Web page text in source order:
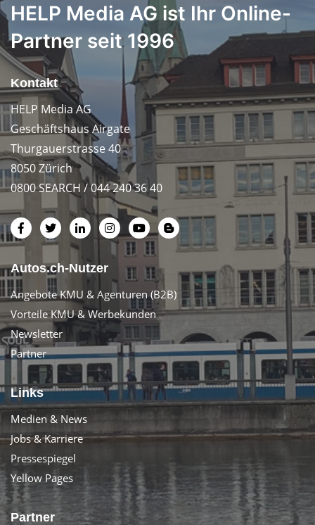
HELP Media AG ist Ihr Online-
Partner seit 1996
Kontakt
HELP Media AG
Geschäftshaus Airgate
Thurgauerstrasse 40
8050 Zürich
0800 SEARCH / 044 240 36 40
Autos.ch-Nutzer
Angebote KMU & Agenturen (B2B)
Vorteile KMU & Werbekunden
Newsletter
Partner
Links
Medien & News
Jobs & Karriere
Pressespiegel
Yellow Pages
Partner